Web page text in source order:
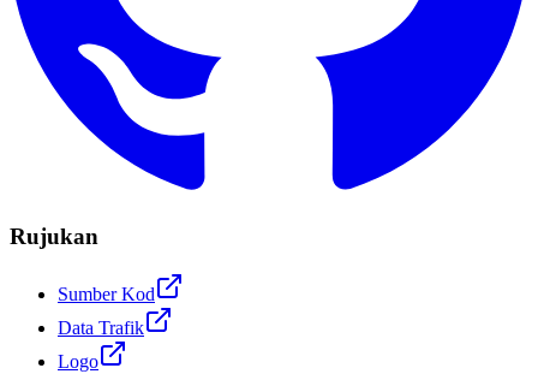
Rujukan
Sumber Kod
Data Trafik
Logo